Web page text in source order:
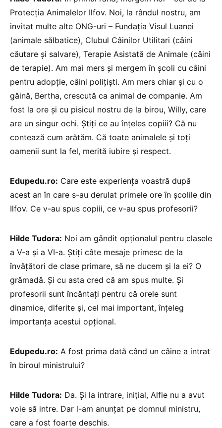
Protecția Animalelor Ilfov. Noi, la rândul nostru, am
invitat multe alte ONG-uri – Fundația Visul Luanei
(animale sălbatice), Clubul Câinilor Utilitari (câini
căutare și salvare), Terapie Asistată de Animale (câini
de terapie). Am mai mers și mergem în școli cu câini
pentru adopție, câini polițiști. Am mers chiar și cu o
găină, Bertha, crescută ca animal de companie. Am
fost la ore și cu pisicul nostru de la birou, Willy, care
are un singur ochi. Știți ce au înțeles copiii? Că nu
contează cum arătăm. Că toate animalele și toți
oamenii sunt la fel, merită iubire și respect.
Edupedu.ro: Care este experiența voastră după
acest an în care s-au derulat primele ore în școlile din
Ilfov. Ce v-au spus copiii, ce v-au spus profesorii?
Hilde Tudora: Noi am gândit opționalul pentru clasele
a V-a și a VI-a. Știți câte mesaje primesc de la
învățători de clase primare, să ne ducem și la ei? O
grămadă. Și cu asta cred că am spus multe. Și
profesorii sunt încântați pentru că orele sunt
dinamice, diferite și, cel mai important, înțeleg
importanța acestui opțional.
Edupedu.ro: A fost prima dată când un câine a intrat
în biroul ministrului?
Hilde Tudora: Da. Și la intrare, inițial, Alfie nu a avut
voie să intre. Dar l-am anunțat pe domnul ministru,
care a fost foarte deschis.